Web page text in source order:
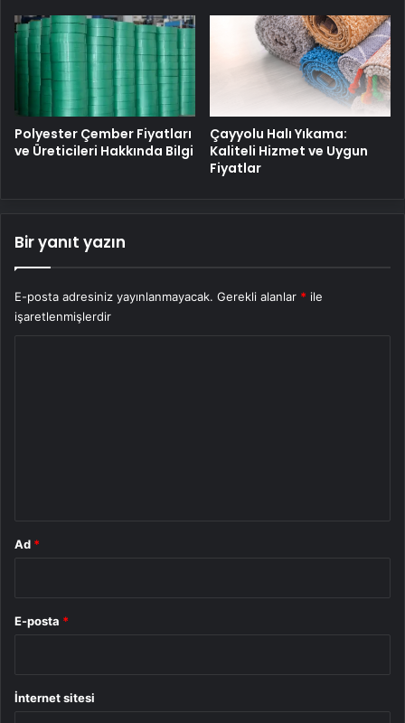
Polyester Çember Fiyatları
ve Üreticileri Hakkında Bilgi
Çayyolu Halı Yıkama:
Kaliteli Hizmet ve Uygun
Fiyatlar
Bir yanıt yazın
E-posta adresiniz yayınlanmayacak. Gerekli alanlar * ile
işaretlenmişlerdir
Ad *
E-posta *
İnternet sitesi